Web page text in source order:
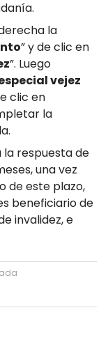
la
” y de clic en
”. Luego
vejez
clic en
la
respuesta de
una vez
de este plazo,
beneficiario de
invalidez, e